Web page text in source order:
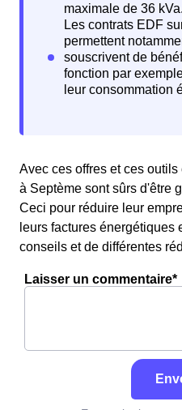
Avec ces offres et ces
à Septème sont sûrs d'être
Ceci pour réduire leur
leurs factures
conseils et de différentes
Laisser un commentaire*